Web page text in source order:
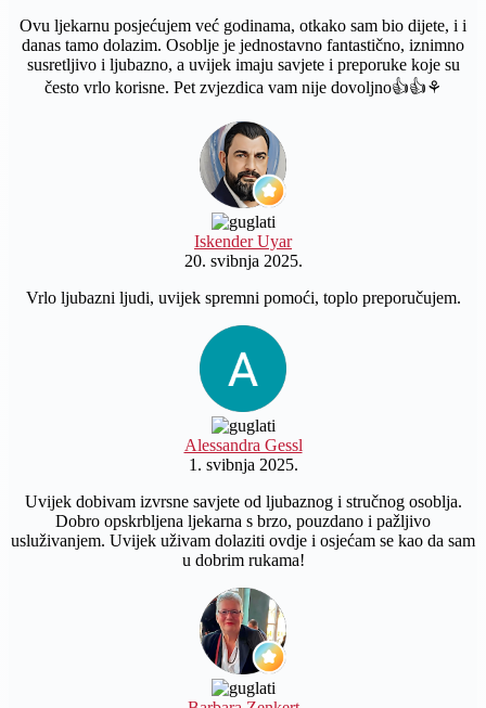
Ovu ljekarnu posjećujem već godinama, otkako sam bio dijete, i i
danas tamo dolazim. Osoblje je jednostavno fantastično, iznimno
susretljivo i ljubazno, a uvijek imaju savjete i preporuke koje su
često vrlo korisne. Pet zvjezdica vam nije dovoljno👍👍⚘️
Iskender Uyar
20. svibnja 2025.
Vrlo ljubazni ljudi, uvijek spremni pomoći, toplo preporučujem.
Alessandra Gessl
1. svibnja 2025.
Uvijek dobivam izvrsne savjete od ljubaznog i stručnog osoblja.
Dobro opskrbljena ljekarna s brzo, pouzdano i pažljivo
usluživanjem. Uvijek uživam dolaziti ovdje i osjećam se kao da sam
u dobrim rukama!